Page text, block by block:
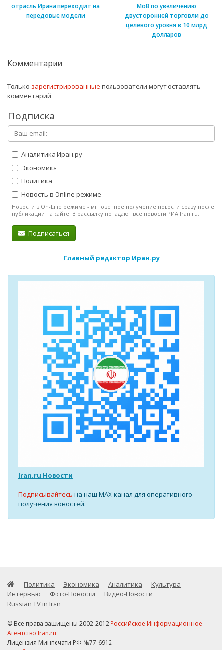
отрасль Ирана переходит на
передовые модели
МоВ по увеличению
двусторонней торговли до
целевого уровня в 10 млрд
долларов
Комментарии
Только зарегистрированные пользователи могут оставлять
комментарий
Подписка
Аналитика Иран.ру
Экономика
Политика
Новость в Online режиме
Новости в On-Line режиме - мгновенное получение новости сразу после
публикации на сайте. В рассылку попадают все новости РИА Iran.ru.
Подписаться
Главный редактор Иран.ру
Iran.ru Новости
Подписывайтесь на наш MAX-канал для оперативного
получения новостей.
Политика Экономика Аналитика
Культура
Интервью
Фото-Новости
Видео-Новости
Russian TV in Iran
© Все права защищены 2002-2012 Российское Информационное
Агентство Iran.ru
Лицензия Минпечати РФ №77-6912